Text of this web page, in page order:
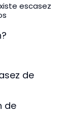
escasez
de
de